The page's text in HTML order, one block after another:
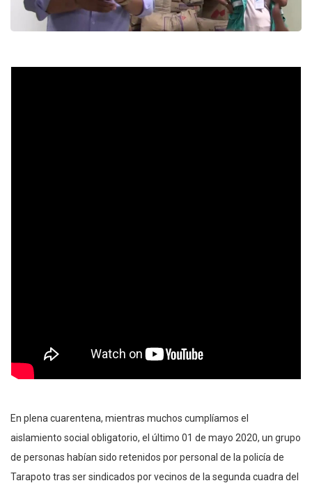
En plena cuarentena, mientras muchos cumplíamos el
aislamiento social obligatorio, el último 01 de mayo 2020, un grupo
de personas habían sido retenidos por personal de la policía de
Tarapoto tras ser sindicados por vecinos de la segunda cuadra del